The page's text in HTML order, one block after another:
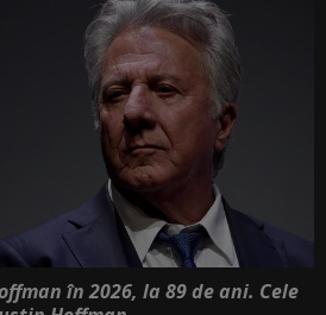
în 2026, la 89 de ani. Cele